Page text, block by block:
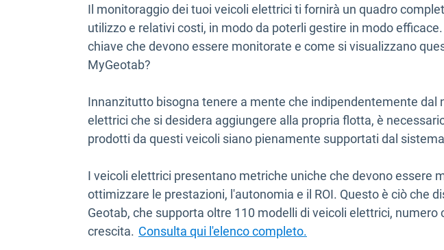
Il monitoraggio dei tuoi veicoli elettrici ti fornirà un quadro
utilizzo e relativi costi, in modo da poterli gestire in modo
chiave che devono essere monitorate e come si visualizzano
MyGeotab?
Innanzitutto bisogna tenere a mente che indipendentemente dal
elettrici che si desidera aggiungere alla propria flotta, è
prodotti da questi veicoli siano pienamente supportati dal
I veicoli elettrici presentano metriche uniche che devono essere
ottimizzare le prestazioni, l'autonomia e il ROI. Questo è ciò che
Geotab, che supporta oltre 110 modelli di veicoli elettrici, numero
crescita. Consulta qui l'elenco completo.